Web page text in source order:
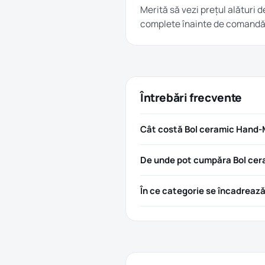
Merită să vezi prețul alături
complete înainte de
Întrebări frecvente
Cât costă Bol ceramic Hand-
De unde pot cumpăra Bol
În ce categorie se